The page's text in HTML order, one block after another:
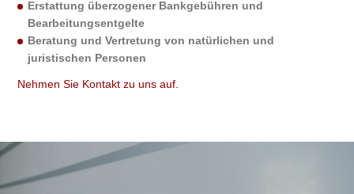
Erstattung überzogener Bankgebühren und
Bearbeitungsentgelte
Beratung und Vertretung von natürlichen und
juristischen Personen
Nehmen Sie Kontakt zu uns auf.